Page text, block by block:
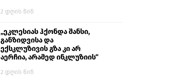
2 დღის წინ
„ეკლესიას ჰქონდა შანსი,
განზიდვისა და
ექსკლუზივის გზა კი არ
აერჩია, არამედ ინკლუზიის“
2 დღის წინ